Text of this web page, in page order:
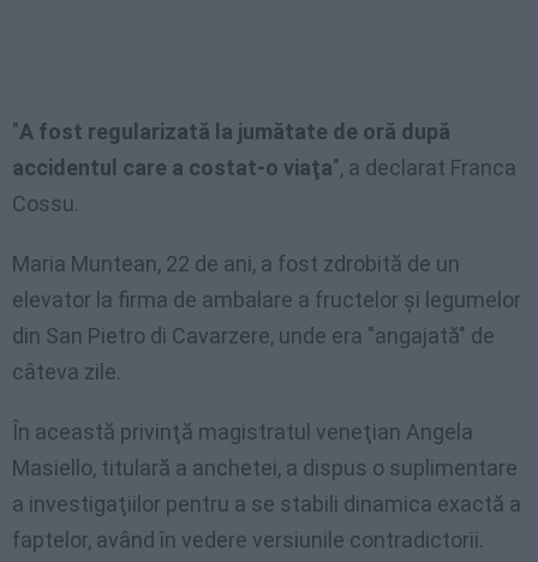
"A fost regularizată la jumătate de oră după
accidentul care a costat-o viaţa", a declarat Franca
Cossu.
Maria Muntean, 22 de ani, a fost zdrobită de un
elevator la firma de ambalare a fructelor şi legumelor
din San Pietro di Cavarzere, unde era "angajată" de
câteva zile.
În această privinţă magistratul veneţian Angela
Masiello, titulară a anchetei, a dispus o suplimentare
a investigaţiilor pentru a se stabili dinamica exactă a
faptelor, având în vedere versiunile contradictorii.